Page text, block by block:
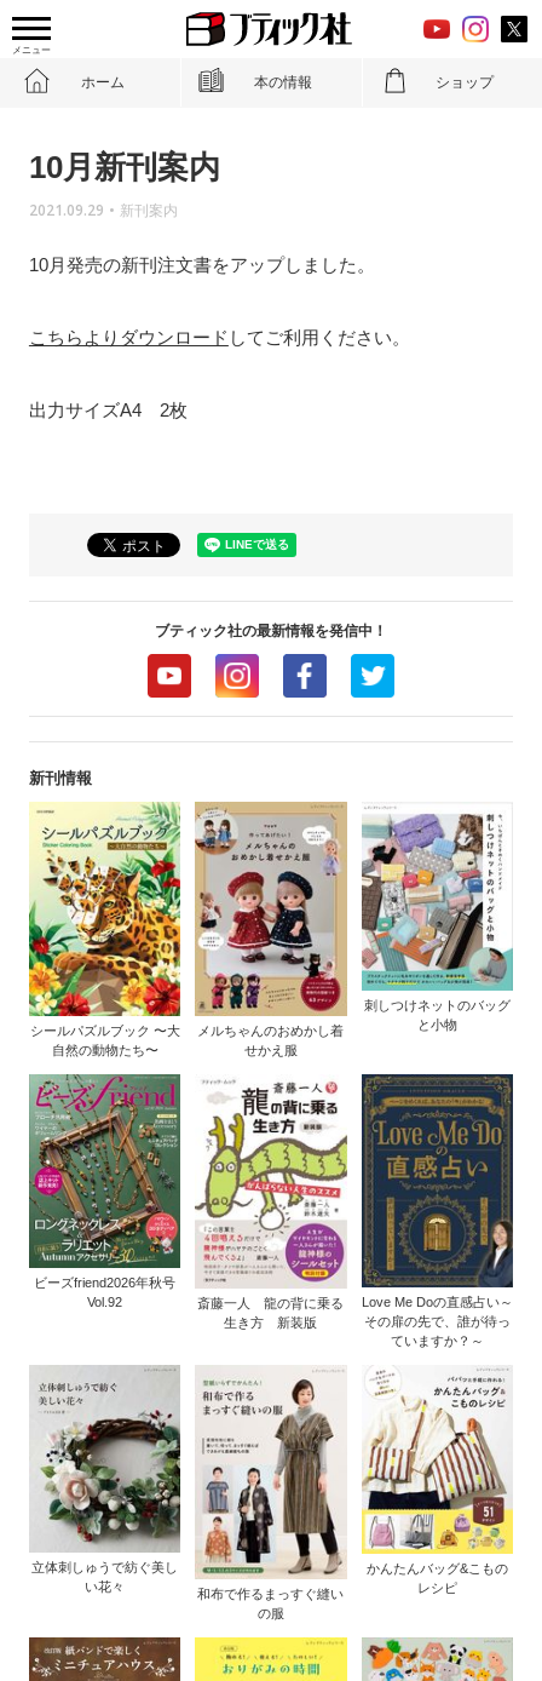
メニュー
ホーム 本の情報 ショップ
10月新刊案内
2021.09.29 • 新刊案内
10月発売の新刊注文書をアップしました。
こちらよりダウンロード してご利用ください。
出力サイズA4 2枚
ブティック社の最新情報を発信中！
新刊情報
シールパズルブック 〜大
自然の動物たち〜
メルちゃんのおめかし着
せかえ服
刺しつけネットのバッグ
と小物
ビーズfriend2026年秋号
Vol.92
斎藤一人 龍の背に乗る
生き方 新装版
Love Me Doの直感占い～
その扉の先で、誰が待っ
ていますか？～
立体刺しゅうで紡ぐ美し
い花々
和布で作るまっすぐ縫い
の服
かんたんバッグ&こもの
レシピ